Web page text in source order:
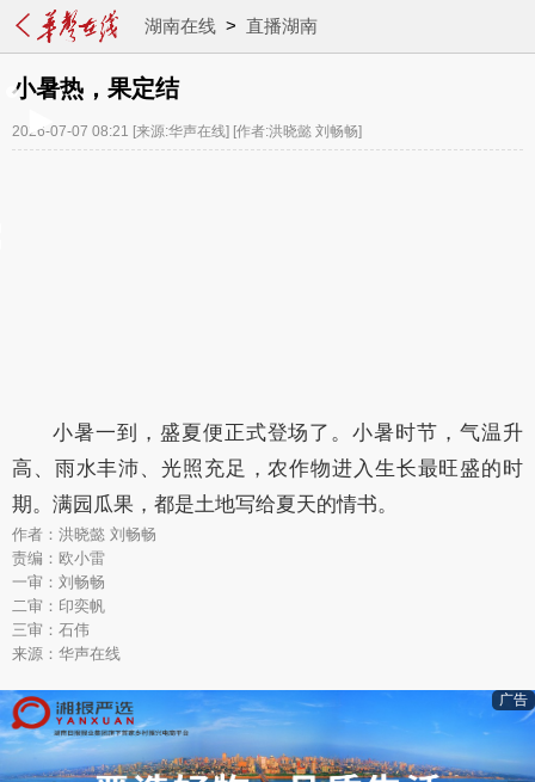
湖南在线> 直播湖南
小暑热，果定结
2026-07-07 08:21 [来源:华声在线] [作者:洪晓懿 刘畅畅]
小暑一到，盛夏便正式登场了。小暑时节，气温升
高、雨水丰沛、光照充足，农作物进入生长最旺盛的时
期。满园瓜果，都是土地写给夏天的情书。
作者：洪晓懿 刘畅畅
责编：欧小雷
一审：刘畅畅
二审：印奕帆
三审：石伟
来源：华声在线
广告